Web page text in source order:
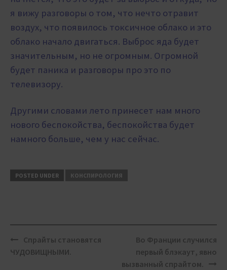
я вижу разговоры о том, что нечто отравит
воздух, что появилось токсичное облако и это
облако начало двигаться. Выброс яда будет
значительным, но не огромным. Огромной
будет паника и разговоры про это по
телевизору.
Другими словами лето принесет нам много
нового беспокойства, беспокойства будет
намного больше, чем у нас сейчас.
POSTED UNDER КОНСПИРОЛОГИЯ
Post
navigation
Спрайты становятся
ЧУДОВИЩНЫМИ.
Во Франции случился
первый блэкаут, явно
вызванный спрайтом.